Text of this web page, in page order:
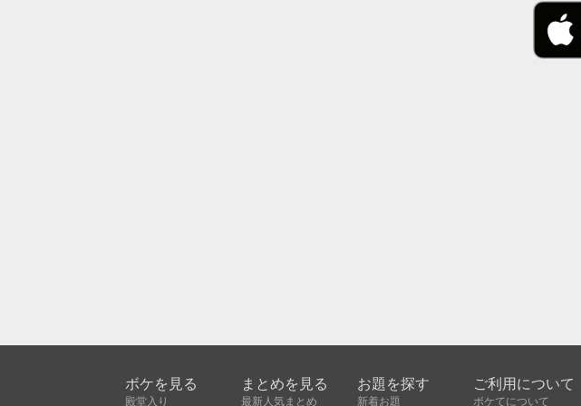
ボケを見る
殿堂入り
まとめを見る
最新人気まとめ
お題を探す
新着お題
ご利用について
ボケてについて